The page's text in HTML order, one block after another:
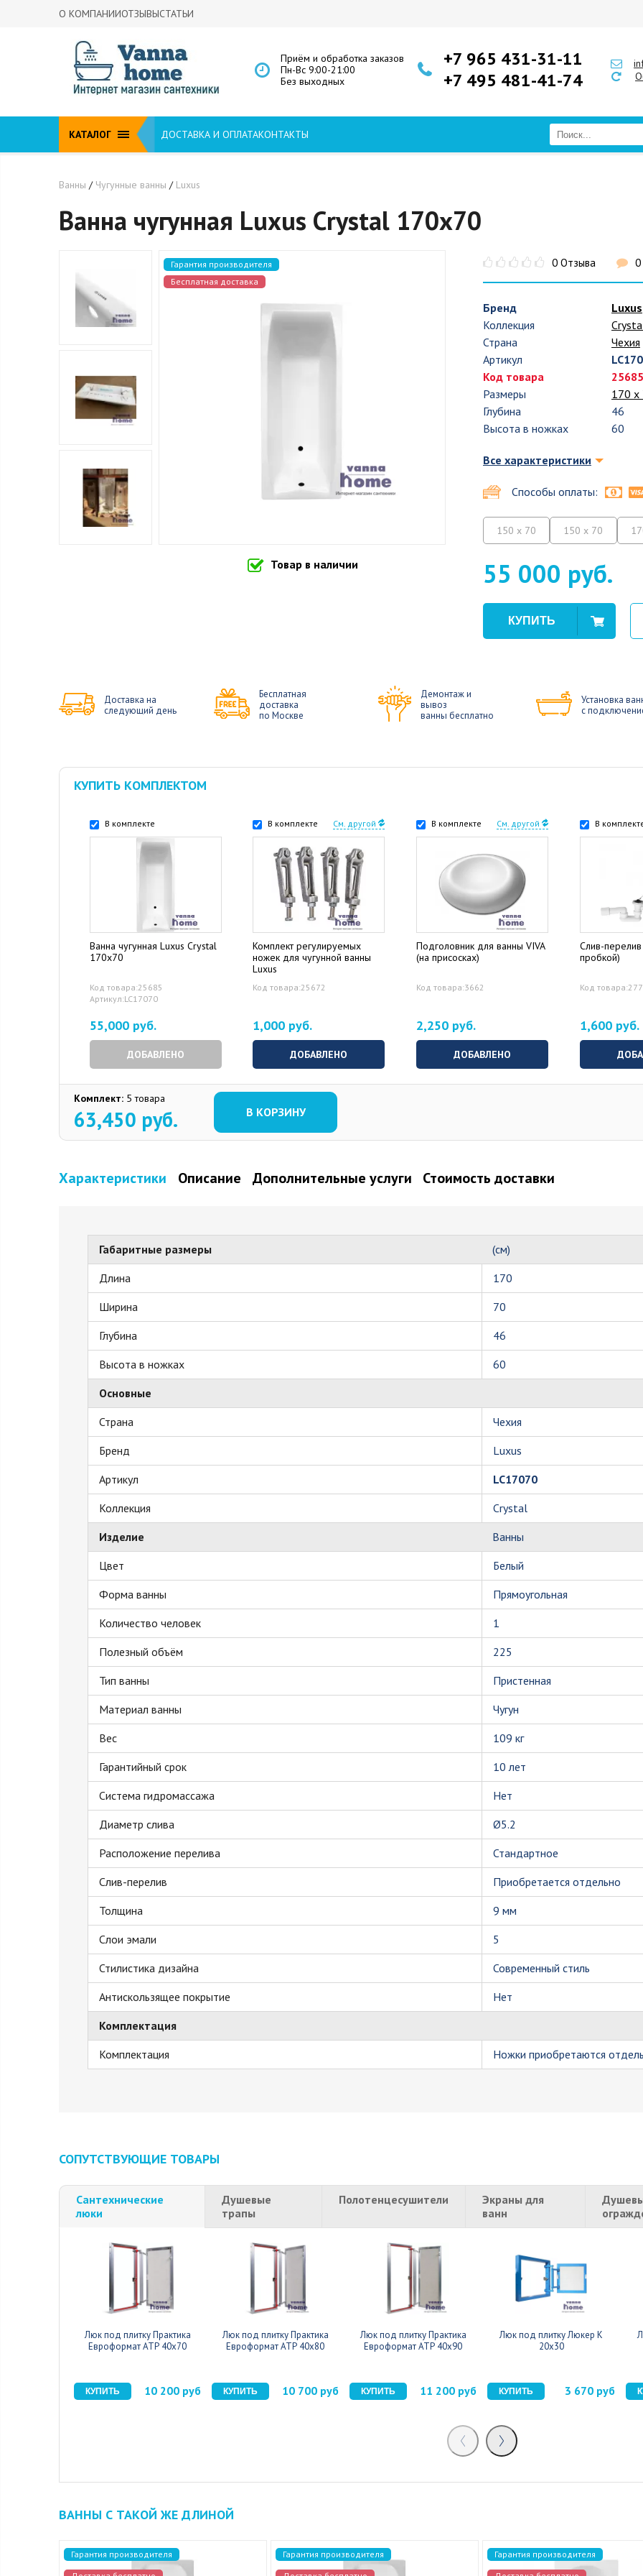
О КОМПАНИИОТЗЫВЫСТАТЬИ
Приём и обработка заказов
Пн-Вс 9:00-21:00
Без выходных
+7 965 431-31-11
+7 495 481-41-74
КАТАЛОГ ДОСТАВКА И ОПЛАТАКОНТАКТЫ
Ванны / Чугунные ванны / Luxus
Ванна чугунная Luxus Crystal 170x70
Бесплатная доставка
Гарантия производителя
Товар в наличии
0 Отзыва 0
Бренд
Luxus
Коллекция
Страна
Чехия
Артикул
Код товара
25685
Размеры
170 х
Глубина
46
Высота в ножках
60
Все характеристики
Способы оплаты:
150 x 70 150 x 70
55 000 руб.
Доставка на
следующий день
Бесплатная
доставка
по Москве
Демонтаж и
вывоз
ванны бесплатно
Установка
с
КУПИТЬ КОМПЛЕКТОМ
В комплекте
Ванна чугунная Luxus Crystal
170x70
Код товара:25685
Артикул:LC17070
55,000 руб.
ДОБАВЛЕНО
В комплекте См. другой
Комплект регулируемых
ножек для чугунной ванны
Luxus
Код товара:25672
1,000 руб.
ДОБАВЛЕНО
В комплекте См. другой
Подголовник для ванны VIVA
(на присосках)
Код товара:3662
2,250 руб.
ДОБАВЛЕНО
В
Слив-
пробкой)
Код
1,600 руб.
Комплект: 5 товара
63,450 руб. В КОРЗИНУ
Характеристики Описание Дополнительные услуги Стоимость доставки
Габаритные размеры
(см)
Длина
170
Ширина
70
Глубина
46
Высота в ножках
60
Основные
Страна
Чехия
Бренд
Luxus
Артикул
LC17070
Коллекция
Crystal
Изделие
Ванны
Цвет
Белый
Форма ванны
Прямоугольная
Количество человек
1
Полезный объём
225
Тип ванны
Пристенная
Материал ванны
Чугун
Вес
109 кг
Гарантийный срок
10 лет
Система гидромассажа
Нет
Диаметр слива
Ø5.2
Расположение перелива
Стандартное
Слив-перелив
Приобретается отдельно
Толщина
9 мм
Слои эмали
5
Стилистика дизайна
Современный стиль
Антискользящее покрытие
Нет
Комплектация
Комплектация
Ножки приобретаются
СОПУТСТВУЮЩИЕ ТОВАРЫ
Сантехнические
люки
Душевые
трапы
Полотенцесушители
Экраны для
ванн
Люк под плитку Практика
Евроформат АТР 40x70
10 200 руб
Люк под плитку Практика
Евроформат АТР 40x80
10 700 руб
Люк под плитку Практика
Евроформат АТР 40x90
11 200 руб
Люк под плитку Люкер К
20x30
3 670 руб
ВАННЫ С ТАКОЙ ЖЕ ДЛИНОЙ
Гарантия производителя
Гарантия производителя
Гарантия производителя